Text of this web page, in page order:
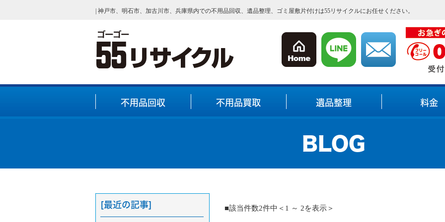
| 神戸市、明石市、加古川市、兵庫県内での不用品回収、遺品整理、ゴミ屋敷片付けは55リサイクルにお任せください。
不用品回収 不用品買取 遺品整理 料金
BLOG
■該当件数2件中＜1 ～ 2を表示＞
[最近の記事]